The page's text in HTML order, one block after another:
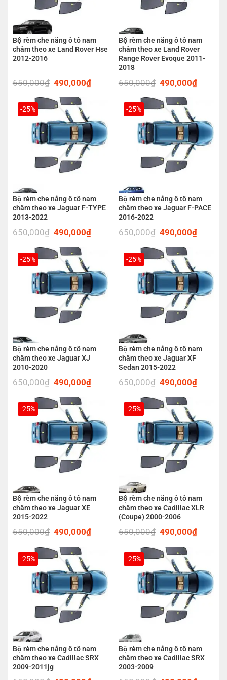
Bộ rèm che nắng ô tô nam
châm theo xe Land Rover Hse
2012-2016
650,000₫ Original
was:
650,000₫.
490,000₫Current
is:
490,000₫.
Bộ rèm che nắng ô tô nam
châm theo xe Land Rover
Range Rover Evoque 2011-
2018
650,000₫ Original
was:
650,000₫.
490,000₫Current
is:
-25%
Bộ rèm che nắng ô tô nam
châm theo xe Jaguar F-TYPE
2013-2022
650,000₫ Original
was:
650,000₫.
490,000₫Current
is:
490,000₫.
-25%
Bộ rèm che nắng ô tô nam
châm theo xe Jaguar F-PACE
2016-2022
650,000₫ Original
was:
650,000₫.
490,000₫Current
is:
-25%
Bộ rèm che nắng ô tô nam
châm theo xe Jaguar XJ
2010-2020
650,000₫ Original
was:
650,000₫.
490,000₫Current
is:
490,000₫.
-25%
Bộ rèm che nắng ô tô nam
châm theo xe Jaguar XF
Sedan 2015-2022
650,000₫ Original
was:
650,000₫.
490,000₫Current
is:
-25%
Bộ rèm che nắng ô tô nam
châm theo xe Jaguar XE
2015-2022
650,000₫ Original
was:
650,000₫.
490,000₫Current
is:
490,000₫.
-25%
Bộ rèm che nắng ô tô nam
châm theo xe Cadillac XLR
(Coupe) 2000-2006
650,000₫ Original
was:
650,000₫.
490,000₫Current
is:
-25%
Bộ rèm che nắng ô tô nam
châm theo xe Cadillac SRX
2009-2011jg
-25%
Bộ rèm che nắng ô tô nam
châm theo xe Cadillac SRX
2003-2009